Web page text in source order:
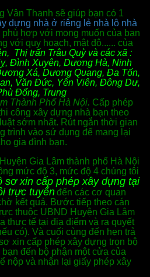
Vân Thanh sẽ giúp bạn có 1
dựng nhà ở riêng lẻ nhà lô nhà
phù hợp với mong muốn của bạn
với quy hoạch, mật độ...... của
Thị trấn Trâu Quỳ và các xã :
Đình Xuyên, Dương Hà, Ninh
Xá, Dương Quang, Đa Tốn,
Văn Đức, Yên Viên, Đông Dư,
Đổng, Trung
Thành Phố Hà Nội. Cấp phép
công xây dựng nhà bạn theo
sớm nhất. Rút ngắn thời gian
trình vào sử dụng để mang lại
gia đình bạn.
Gia Lâm thành phố Hà Nội
mức độ 3, mức độ 4 chúng tôi
sơ xin cấp phép xây dựng tại
trực tuyếnđến các cơ quan
kết quả. Bước tiếp theo cán
thuộc UBND Huyện Gia Lâm
thực tế tại địa điểm và ra quyết
có). Và cuối cùng đến hẹn trả
xin cấp phép xây dựng trọn bộ
đến bộ phận một cửa của
nộp và nhận lại giấy phép xây